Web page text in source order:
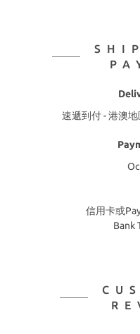
速遞到付 - 港澳地
信用卡或
Bank